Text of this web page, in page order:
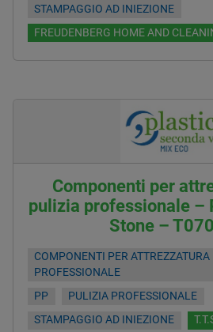
STAMPAGGIO AD INIEZIONE
FREUDENBERG HOME AND
Componenti per
pulizia professionale –
Stone –
COMPONENTI PER
PROFESSIONALE
PP
PULIZIA PROFESSIONALE
STAMPAGGIO AD INIEZIONE